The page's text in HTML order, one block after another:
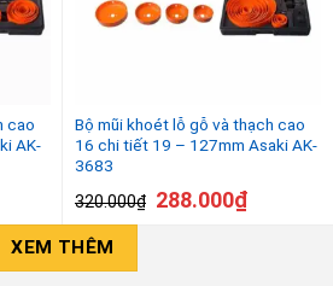
cao
AK-
Bộ mũi khoét lỗ gỗ và thạch cao
16 chi tiết 19 – 127mm Asaki AK-
3683
320.000₫ 288.000₫
XEM THÊM